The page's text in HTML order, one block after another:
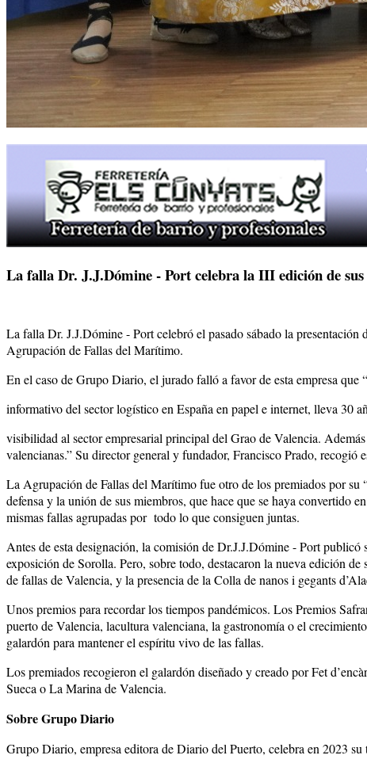
La falla Dr. J.J.Dómine - Port celebra la III edición de
La falla Dr. J.J.Dómine - Port celebró el pasado sábado la
Agrupación de Fallas del Marítimo.
En el caso de Grupo Diario, el jurado falló a favor de esta empresa que
informativo del sector logístico en España en papel e internet, lleva 30
visibilidad al sector empresarial principal del Grao de Valencia.
valencianas.” Su director general y fundador, Francisco Prado, recogió
La Agrupación de Fallas del Marítimo fue otro de los premiados por
defensa y la unión de sus miembros, que hace que se haya convertido
mismas fallas agrupadas por todo lo que consiguen juntas.
Antes de esta designación, la comisión de Dr.J.J.Dómine - Port
exposición de Sorolla. Pero, sobre todo, destacaron la nueva edición
de fallas de Valencia, y la presencia de la Colla de nanos i gegants
Unos premios para recordar los tiempos pandémicos. Los Premios
puerto de Valencia, lacultura valenciana, la gastronomía o el
galardón para mantener el espíritu vivo de las fallas.
Los premiados recogieron el galardón diseñado y creado por Fet
Sueca o La Marina de Valencia.
Sobre Grupo Diario
Grupo Diario, empresa editora de Diario del Puerto, celebra en 2023